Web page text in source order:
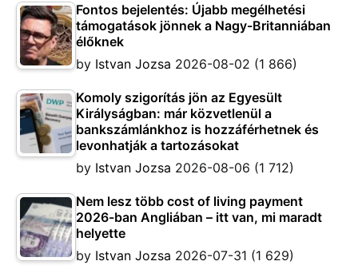
Fontos bejelentés: Újabb megélhetési
támogatások jönnek a Nagy-Britanniában
élőknek
by Istvan Jozsa 2026-08-02 (1 866)
Komoly szigorítás jön az Egyesült
Királyságban: már közvetlenül a
bankszámlánkhoz is hozzáférhetnek és
levonhatják a tartozásokat
by Istvan Jozsa 2026-08-06 (1 712)
Nem lesz több cost of living payment
2026-ban Angliában – itt van, mi maradt
helyette
by Istvan Jozsa 2026-07-31 (1 629)